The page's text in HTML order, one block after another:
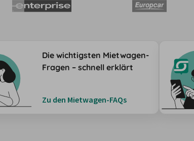
Die wichtigsten Mietwagen-
Fragen – schnell erklärt
Zu den Mietwagen-FAQs